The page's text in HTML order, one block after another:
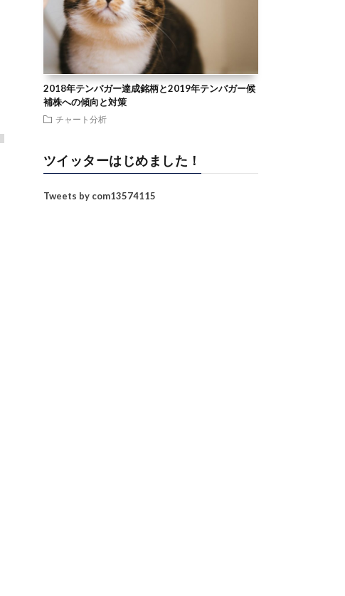
2018年テンバガー達成銘柄と2019年テンバガー候
補株への傾向と対策
チャート分析
ツイッターはじめました！
Tweets by com13574115